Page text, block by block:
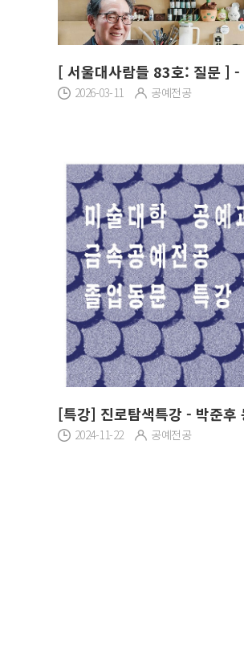
2026-03-11 공예전공
2024-11-22 공예전공